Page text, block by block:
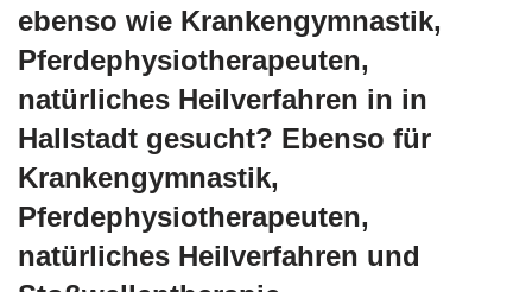
ebenso wie Krankengymnastik,
Pferdephysiotherapeuten,
natürliches Heilverfahren in in
Hallstadt gesucht? Ebenso für
Krankengymnastik,
Pferdephysiotherapeuten,
natürliches Heilverfahren und